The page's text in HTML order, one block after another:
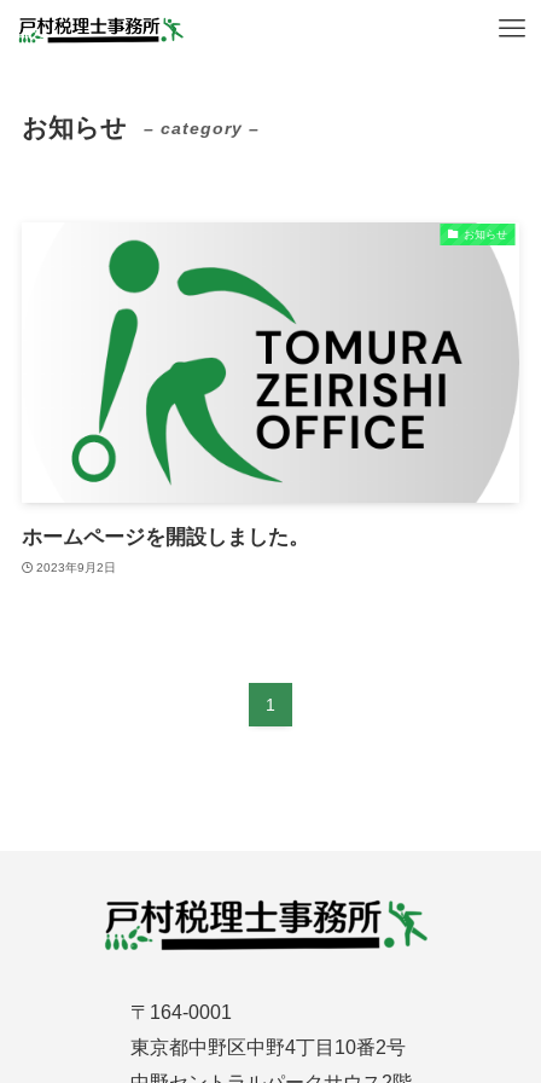
お知らせ – category –
お知らせ
ホームページを開設しました。
2023年9月2日
1
〒164-0001
東京都中野区中野4丁目10番2号